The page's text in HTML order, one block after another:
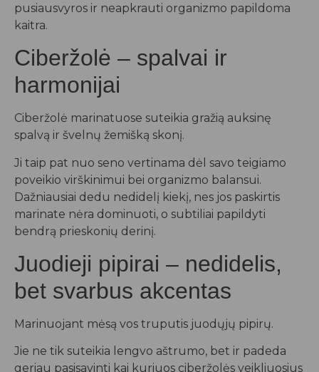
pusiausvyros ir neapkrauti organizmo papildoma
kaitra.
Ciberžolė – spalvai ir
harmonijai
Ciberžolė marinatuose suteikia gražią auksinę
spalvą ir švelnų žemišką skonį.
Ji taip pat nuo seno vertinama dėl savo teigiamo
poveikio virškinimui bei organizmo balansui.
Dažniausiai dedu nedidelį kiekį, nes jos paskirtis
marinate nėra dominuoti, o subtiliai papildyti
bendrą prieskonių derinį.
Juodieji pipirai – nedidelis,
bet svarbus akcentas
Marinuojant mėsą vos truputis juodųjų pipirų.
Jie ne tik suteikia lengvo aštrumo, bet ir padeda
geriau pasisavinti kai kuriuos ciberžolės veikliuosius